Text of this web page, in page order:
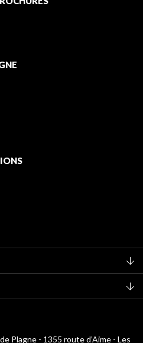
Plagne - 1355 route d’Aime - Les